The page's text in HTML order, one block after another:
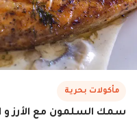
مأكولات بحرية
سمك السلمون مع الأرز و